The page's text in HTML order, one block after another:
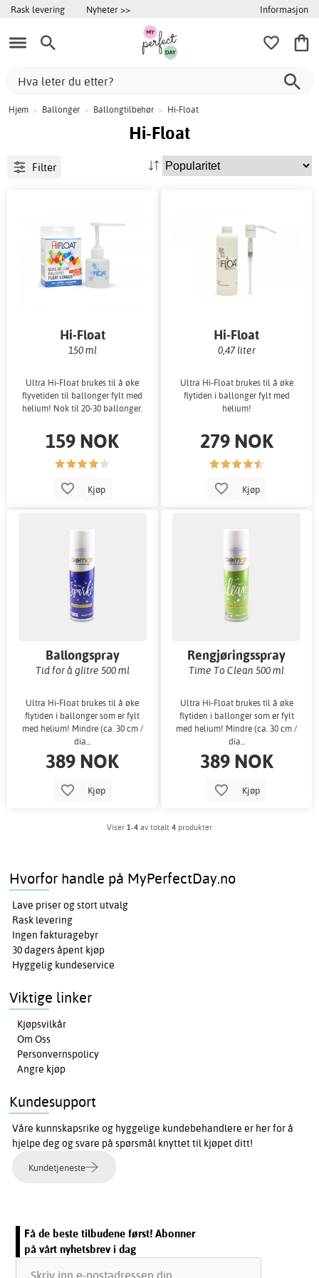
Rask levering Nyheter >> Informasjon
Hjem > Ballonger > Ballongtilbehør > Hi-Float
Hi-Float
Filter
Hi-Float
150 ml
Ultra Hi-Float brukes til å øke
flyvetiden til ballonger fylt med
helium! Nok til 20-30 ballonger.
159 NOK
Kjøp
Hi-Float
0,47 liter
Ultra Hi-Float brukes til å øke
flytiden i ballonger fylt med
helium!
279 NOK
Kjøp
Ballongspray
Tid for å glitre 500 ml
Ultra Hi-Float brukes til å øke
flytiden i ballonger som er fylt
med helium! Mindre (ca. 30 cm /
dia...
389 NOK
Kjøp
Rengjøringsspray
Time To Clean 500 ml
Ultra Hi-Float brukes til å øke
flytiden i ballonger som er fylt
med helium! Mindre (ca. 30 cm /
dia...
389 NOK
Kjøp
Viser 1-4 av totalt 4 produkter
Hvorfor handle på MyPerfectDay.no
Lave priser og stort utvalg
Rask levering
Ingen fakturagebyr
30 dagers åpent kjøp
Hyggelig kundeservice
Viktige linker
Kjøpsvilkår
Om Oss
Personvernspolicy
Angre kjøp
Kundesupport
Våre kunnskapsrike og hyggelige kundebehandlere er her for å
hjelpe deg og svare på spørsmål knyttet til kjøpet ditt!
Kundetjeneste
Få de beste tilbudene først! Abonner
på vårt nyhetsbrev i dag